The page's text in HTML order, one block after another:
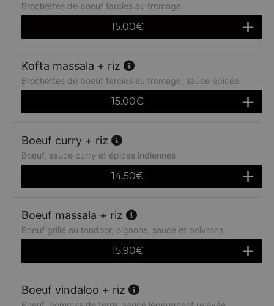
Brochettes de boeuf farcies au fromage
15.00€
Kofta massala + riz
Brochettes de boeuf farcies au fromage, sauce épicée
15.00€
Boeuf curry + riz
Boeuf, sauce curry et épices indiennes
14.50€
Boeuf massala + riz
Boeuf grillé au tandoor, oignons, sauce et poivrons
15.90€
Boeuf vindaloo + riz